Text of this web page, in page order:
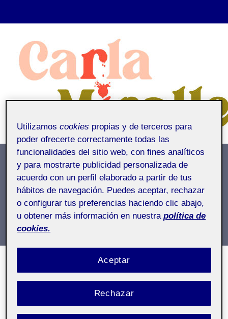
contenido
Actividad no evaluable
Inicio /Actividad no evaluable
Utilizamoscookies propias y de terceros para
poder ofrecerte correctamente todas las
funcionalidades del sitio web, con fines analíticos
y para mostrarte publicidad personalizada de
acuerdo con un perfil elaborado a partir de tus
hábitos de navegación. Puedes aceptar, rechazar
o configurar tus preferencias haciendo clic abajo,
u obtener más información en nuestra política de
cookies.
Rechazar
Aceptar